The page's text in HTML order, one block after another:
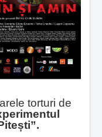
torturi de